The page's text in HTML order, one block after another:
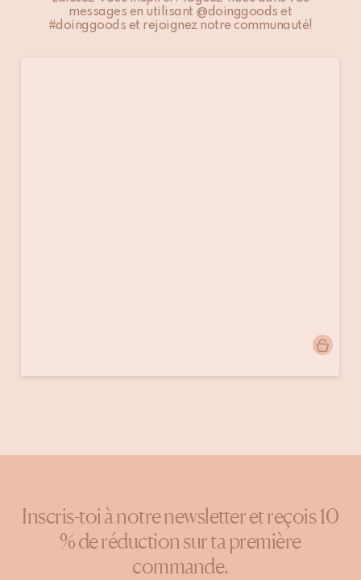
messages en utilisant @doinggoods et
#doinggoods et rejoignez notre communauté!
publiée
Inscris-toi à notre newsletter et reçois 10
% de réduction sur ta première
commande.